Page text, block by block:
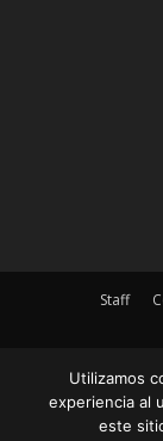
Staff
Utilizamos
experiencia al
este